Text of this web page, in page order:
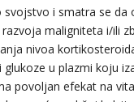
i smatra se
maligniteta i/ili
nivoa
glukoze u plazmi koju
povoljan efekat na